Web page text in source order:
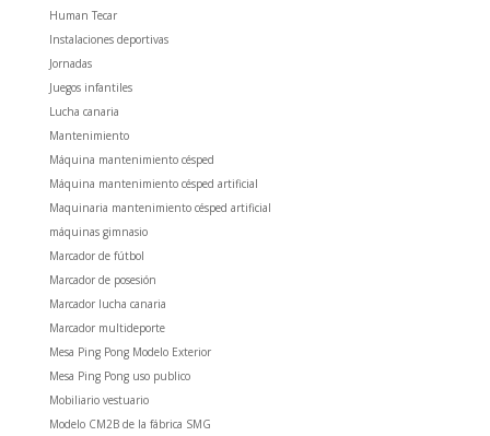
Human Tecar
Instalaciones deportivas
Jornadas
Juegos infantiles
Lucha canaria
Mantenimiento
Máquina mantenimiento césped
Máquina mantenimiento césped artificial
Maquinaria mantenimiento césped artificial
máquinas gimnasio
Marcador de fútbol
Marcador de posesión
Marcador lucha canaria
Marcador multideporte
Mesa Ping Pong Modelo Exterior
Mesa Ping Pong uso publico
Mobiliario vestuario
Modelo CM2B de la fábrica SMG